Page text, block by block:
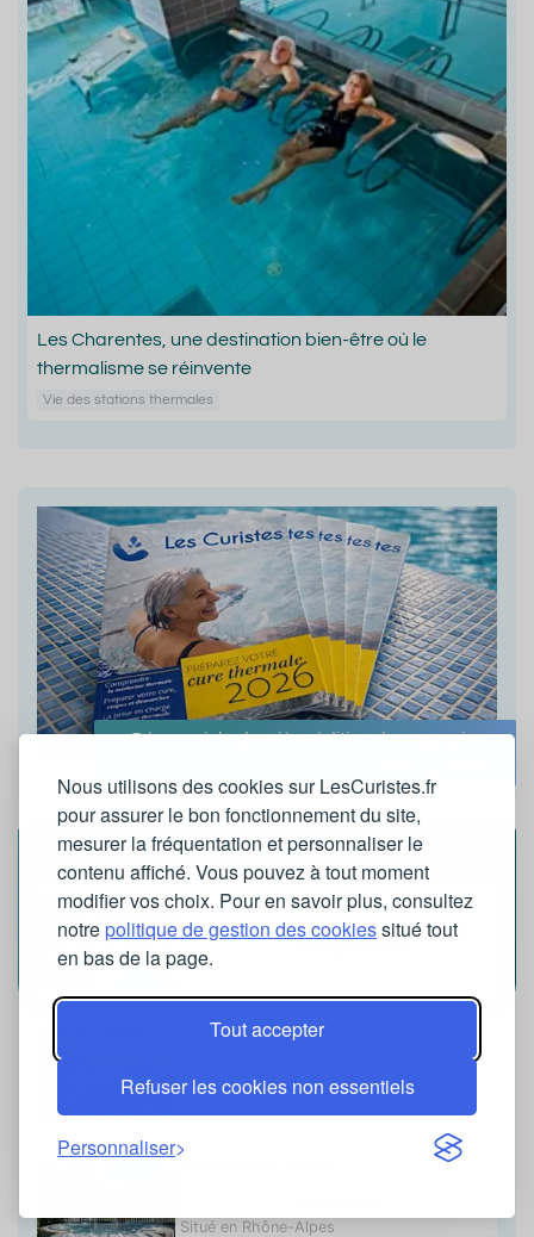
Nous utilisons des cookies sur LesCuristes.fr
pour assurer le bon fonctionnement du site,
mesurer la fréquentation et personnaliser le
contenu affiché. Vous pouvez à tout moment
modifier vos choix. Pour en savoir plus, consultez
notrepolitique de gestion des cookiessitué tout
en bas de la page.
Tout accepter
Refuser les cookies non essentiels
Personnaliser
Les Charentes, une destination bien-être où le
thermalisme se réinvente
Vie des stations thermales
Découvrir la dernière édition du magazine
Découvrez les spas thermaux
Spa thermal de Nancy
Spa thermal de
Situé en Lorraine
Spa thermal L'Edenvik
Situé en Midi-Pyrénées
Situé en Rhône-Alpes